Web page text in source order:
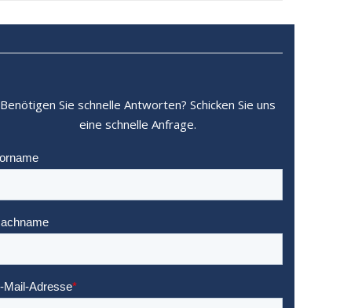
Benötigen Sie schnelle Antworten? Schicken Sie uns
eine schnelle Anfrage.